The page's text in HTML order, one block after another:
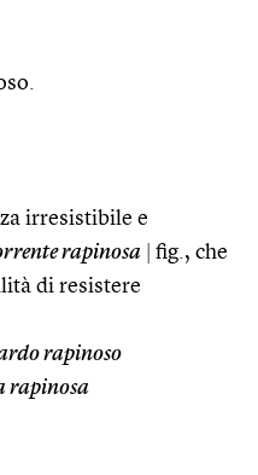
irresistibile e
rapinosa
fig., che
di resistere
rapinoso
rapinosa